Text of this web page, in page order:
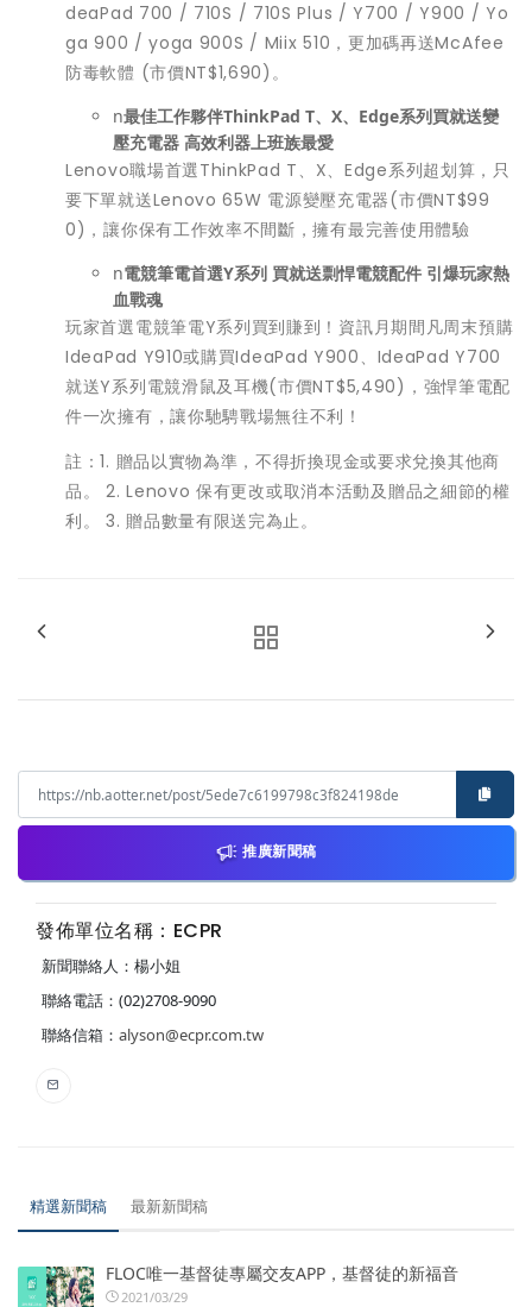
deaPad 700 / 710S / 710S Plus / Y700 / Y900 / Yo
ga 900 / yoga 900S / Miix 510，更加碼再送McAfee
防毒軟體 (市價NT$1,690)。
n最佳工作夥伴ThinkPad T、 X、 Edge系列買就送變
壓充電器 高效利器上班族最愛
Lenovo職場首選ThinkPad T、X、Edge系列超划算，只
要下單就送Lenovo 65W 電源變壓充電器(市價NT$99
0)，讓你保有工作效率不間斷，擁有最完善使用體驗
n電競筆電首選Y系列 買就送剽悍電競配件 引爆玩家熱
血戰魂
玩家首選電競筆電Y系列買到賺到！資訊月期間凡周末預購
IdeaPad Y910或購買IdeaPad Y900、IdeaPad Y700
就送Y系列電競滑鼠及耳機(市價NT$5,490)，強悍筆電配
件一次擁有，讓你馳騁戰場無往不利！
註：1. 贈品以實物為準，不得折換現金或要求兌換其他商
品。 2. Lenovo 保有更改或取消本活動及贈品之細節的權
利。 3. 贈品數量有限送完為止。
推廣新聞稿
發佈單位名稱：ECPR
新聞聯絡人：楊小姐
聯絡電話：(02)2708-9090
聯絡信箱： alyson@ecpr.com.tw
精選新聞稿 最新新聞稿
FLOC唯一基督徒專屬交友APP，基督徒的新福音
2021/03/29